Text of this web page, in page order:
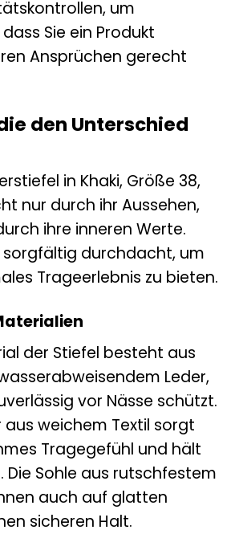
um
Sie ein Produkt
Ansprüchen gerecht
den Unterschied
in Khaki, Größe 38,
nur durch ihr Aussehen,
ihre inneren Werte.
sorgfältig durchdacht, um
Trageerlebnis zu bieten.
der Stiefel besteht aus
Leder,
vor Nässe schützt.
weichem Textil sorgt
Tragegefühl und hält
Die Sohle aus rutschfestem
auch auf glatten
sicheren Halt.